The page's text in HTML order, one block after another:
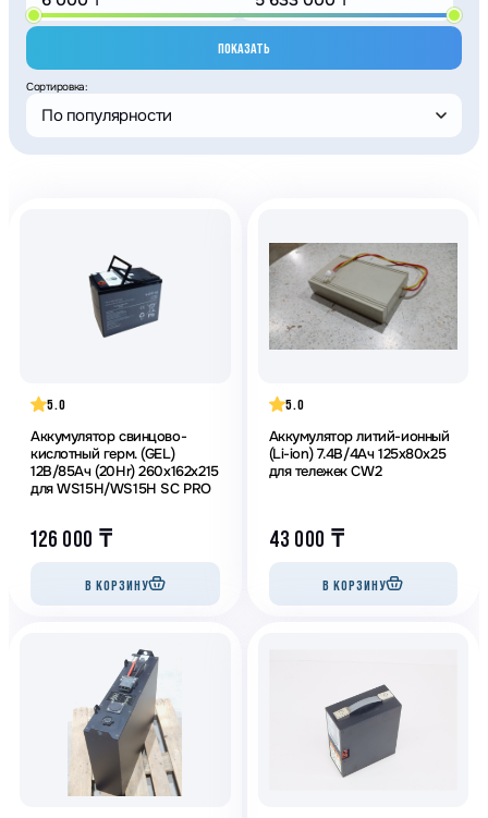
ПОКАЗАТЬ
Сортировка:
По популярности
5.0
Аккумулятор свинцово-
кислотный герм. (GEL)
12В/85Ач (20Hr) 260х162х215
для WS15H/WS15H SC PRO
126 000 ₸
В КОРЗИНУ
5.0
Аккумулятор литий-ионный
(Li-ion) 7.4В/4Ач 125х80х25
для тележек CW2
43 000 ₸
В КОРЗИНУ